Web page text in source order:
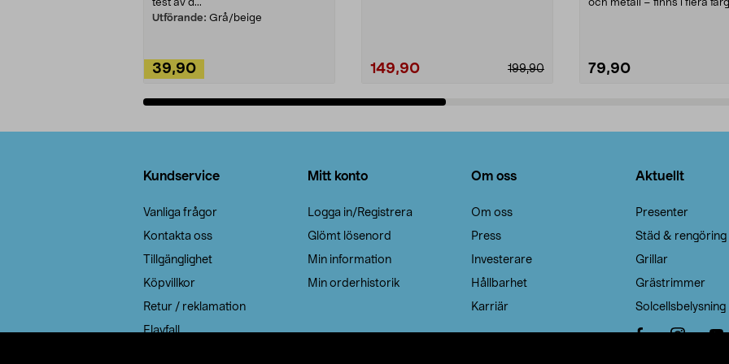
test av d...
Utförande: Grå/beige
39,90 199,90
149,90
och metall – finns i flera
79,90
Kundservice
Vanliga frågor
Kontakta oss
Tillgänglighet
Köpvillkor
Retur / reklamation
Elavfall
Mitt konto
Logga in/Registrera
Glömt lösenord
Min information
Min orderhistorik
Om oss
Om oss
Press
Investerare
Hållbarhet
Karriär
Aktuellt
Presenter
Städ & rengöring
Grillar
Grästrimmer
Solcellsbelysning